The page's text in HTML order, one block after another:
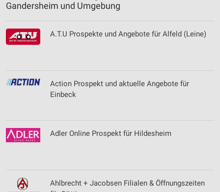
Gandersheim und Umgebung
A.T.U Prospekte und Angebote für Alfeld (Leine)
Action Prospekt und aktuelle Angebote für
Einbeck
Adler Online Prospekt für Hildesheim
Ahlbrecht + Jacobsen Filialen & Öffnungszeiten